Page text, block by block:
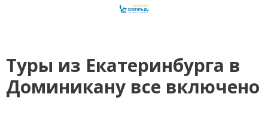
Туры из Екатеринбурга в
Доминикану все включено